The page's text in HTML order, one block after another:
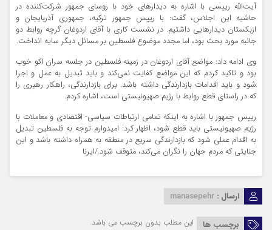
آیت‌الله رییسی با اشاره به دیدارهای خود با روسای جمهور شرکت‌کننده در
حاشیه این اجلاس، گفت: با رییس جمهور ترکیه، جمهوری آذربایجان و
ازبکستان دیدارهایی داشتیم. در نشست کاری با آقای اردوغان گرچه روابط دو
جانبه مورد بحث بود، اما مجدد موضوع فلسطین بر مسائل دیگر سایه انداخت.
وی ادامه داد: مواضع آقای اردوغان در زمینه فلسطین در جلسه سران اکو خوب
بود و تاکید کردم که این مواضع کفایت نمی‌کند و باید تبدیل به عمل و اجرا
شود و باید اقدامات بازدارندگی داشته باشد. برای بازدارندگی، راهکار رهبری را
که در راستای قطع روابط با رژیم صهیونیستی است، اشاره کردم.
رییس جمهور با اشاره به اینکه تمامی ارتباطات سیاسی- اقتصادی و معاملات با
رژیم صهیونیستی باید قطع شود، اظهار کرد: امیدوارم توجه به فلسطین تبدیل
به اقدام عملی شود که بازدارندگی سریع در منطقه به همراه داشته باشد و این
جنایتی که مردم جهان را نگران می‌کند، متوقف شود./ایرنا
ارسال : manasepehr
برچسب ها این مطلب بدون برچسب می باشد.